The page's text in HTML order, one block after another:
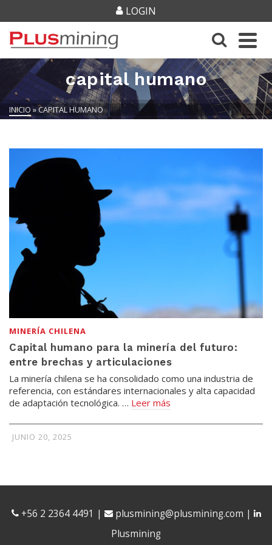
LOGIN
capital humano
INICIO »CAPITAL HUMANO
MINERÍA CHILENA
Capital humano para la minería del futuro:
entre brechas y articulaciones
La minería chilena se ha consolidado como una industria de
referencia, con estándares internacionales y alta capacidad
de adaptación tecnológica. … Leer más
JUNIO 20, 2025
+56 2 2364 4491 | plusmining@plusmining.com |
Plusmining